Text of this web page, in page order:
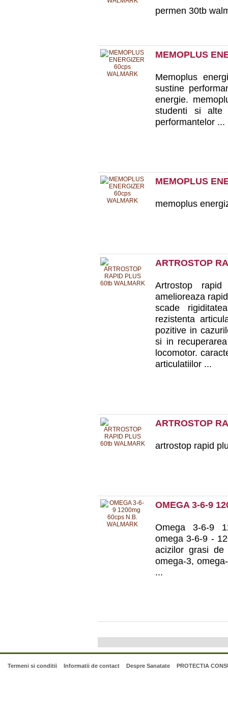
permen 30tb
MEMOPLUS
Memoplus
sustine
energie.
studenti si alte
performantelor ...
MEMOPLUS
memoplus
ARTROSTOP
Artrostop
amelioreaza
scade
rezistenta
pozitive in
si in
locomotor.
articulatiilor ...
ARTROSTOP
artrostop rapid
OMEGA 3-6-9
Omega 3-6-9
omega 3-6-9 -
acizilor grasi
omega-3,
...
Termeni si conditii Informatii de contact Despre Sanatate PROTECTIA